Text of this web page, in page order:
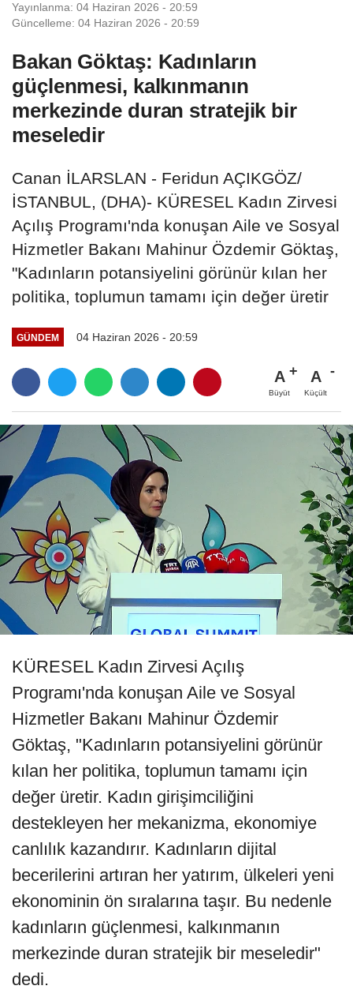
Yayınlanma: 04 Haziran 2026 - 20:59
Güncelleme: 04 Haziran 2026 - 20:59
Bakan Göktaş: Kadınların
güçlenmesi, kalkınmanın
merkezinde duran stratejik bir
meseledir
Canan İLARSLAN - Feridun AÇIKGÖZ/
İSTANBUL, (DHA)- KÜRESEL Kadın Zirvesi
Açılış Programı'nda konuşan Aile ve Sosyal
Hizmetler Bakanı Mahinur Özdemir Göktaş,
"Kadınların potansiyelini görünür kılan her
politika, toplumun tamamı için değer üretir
GÜNDEM 04 Haziran 2026 - 20:59
A
Büyüt
A
Küçült
KÜRESEL Kadın Zirvesi Açılış
Programı'nda konuşan Aile ve Sosyal
Hizmetler Bakanı Mahinur Özdemir
Göktaş, "Kadınların potansiyelini görünür
kılan her politika, toplumun tamamı için
değer üretir. Kadın girişimciliğini
destekleyen her mekanizma, ekonomiye
canlılık kazandırır. Kadınların dijital
becerilerini artıran her yatırım, ülkeleri yeni
ekonominin ön sıralarına taşır. Bu nedenle
kadınların güçlenmesi, kalkınmanın
merkezinde duran stratejik bir meseledir"
dedi.